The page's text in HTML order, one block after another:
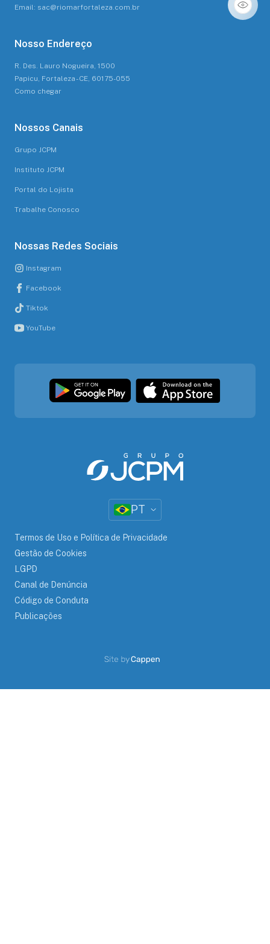
Email: sac@riomarfortaleza.com.br
Nosso Endereço
R. Des. Lauro Nogueira, 1500
Papicu, Fortaleza - CE, 60175-055
Como chegar
Nossos Canais
Grupo JCPM
Instituto JCPM
Portal do Lojista
Trabalhe Conosco
Nossas Redes Sociais
Instagram
Facebook
Tiktok
YouTube
PT
Termos de Uso e Política de Privacidade
Gestão de Cookies
LGPD
Canal de Denúncia
Código de Conduta
Publicações